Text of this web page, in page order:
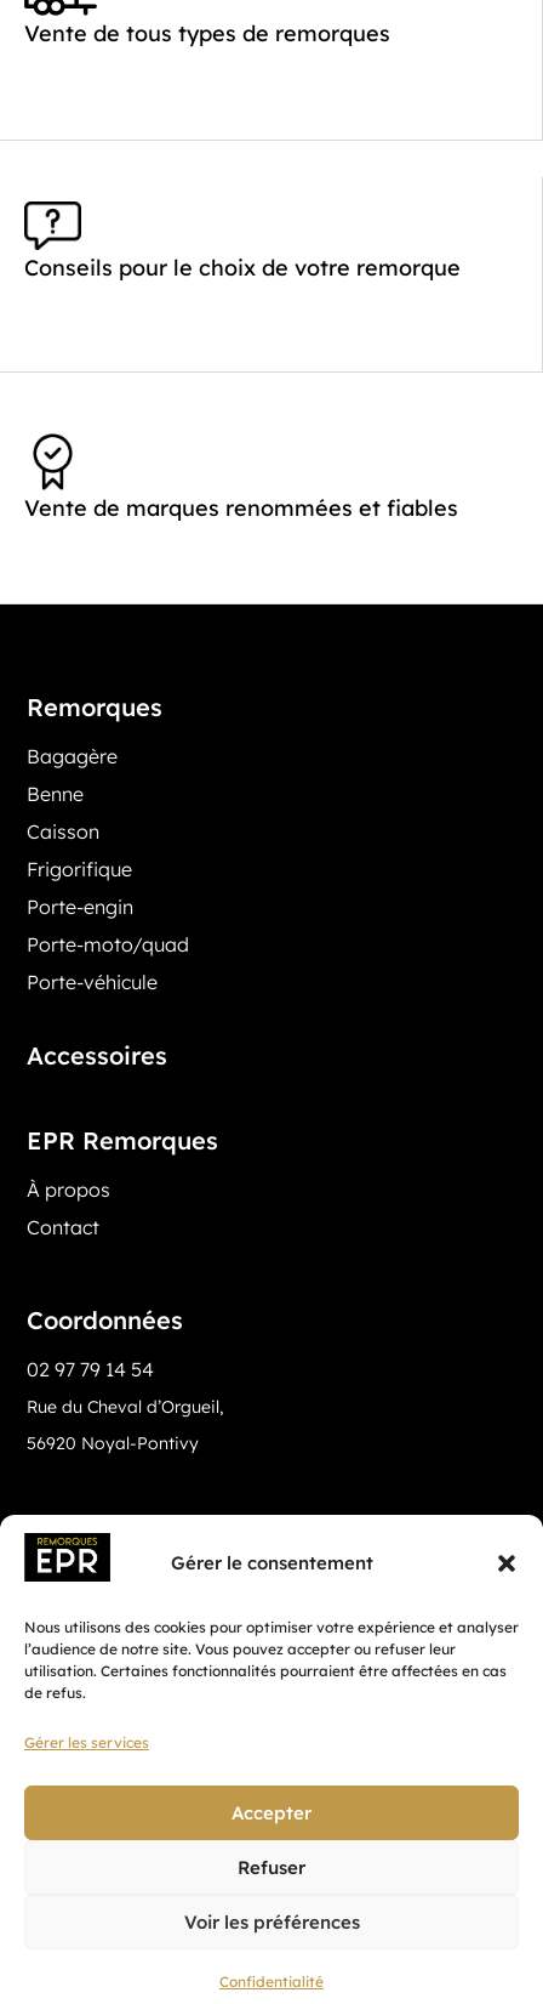
Gérer le consentement
Nous utilisons des cookies pour optimiser votre expérience et analyser
l’audience de notre site. Vous pouvez accepter ou refuser leur
utilisation. Certaines fonctionnalités pourraient être affectées en cas
de refus.
Gérer les services
Accepter
Refuser
Voir les préférences
Confidentialité
Vente de tous types de remorques
Conseils pour le choix de votre remorque
Vente de marques renommées et fiables
Remorques
Bagagère
Benne
Caisson
Frigorifique
Porte-engin
Porte-moto/quad
Porte-véhicule
Accessoires
EPR Remorques
À propos
Contact
Coordonnées
02 97 79 14 54
Rue du Cheval d’Orgueil,
56920 Noyal-Pontivy